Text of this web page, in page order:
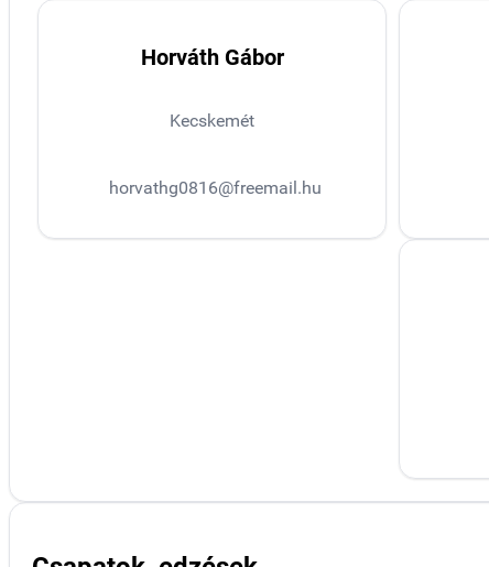
Horváth Gábor
Kecskemét
horvathg0816@freemail.hu